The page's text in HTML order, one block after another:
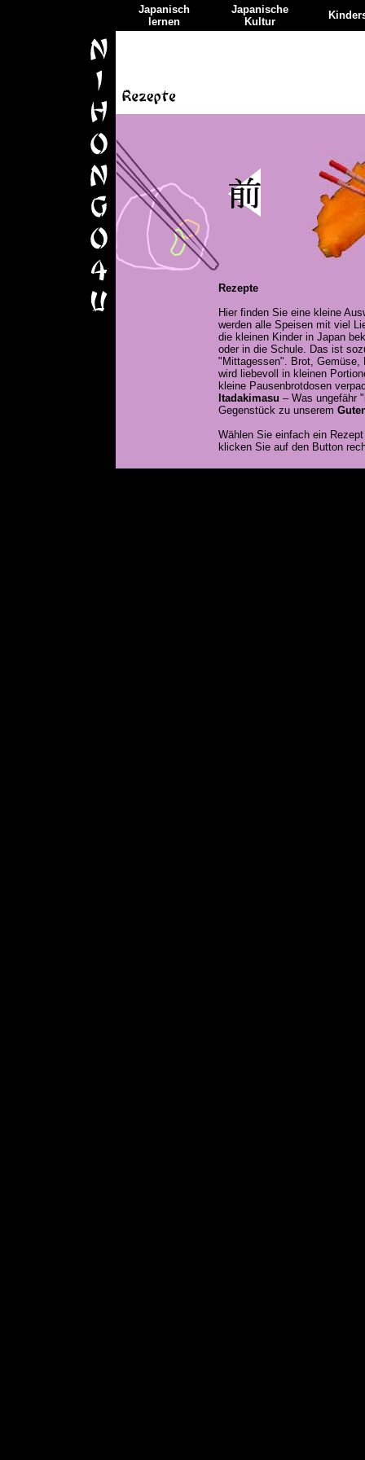
Japanisch
lernen
Japanische
Kultur
Rezepte
Hier finden Sie eine kleine
werden alle Speisen mit viel
die kleinen Kinder in Japan
oder in die Schule. Das ist
"Mittagessen". Brot,
wird liebevoll in kleinen
kleine Pausenbrotdosen
Itadakimasu – Was ungefähr
Gegenstück zu unserem
Wählen Sie einfach ein
klicken Sie auf den Button